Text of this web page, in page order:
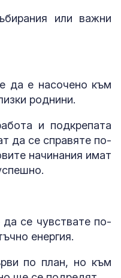
или важни
да е насочено към
роднини.
и подкрепата
да се справяте по-
начинания имат
се чувствате по-
енергия.
по план, но към